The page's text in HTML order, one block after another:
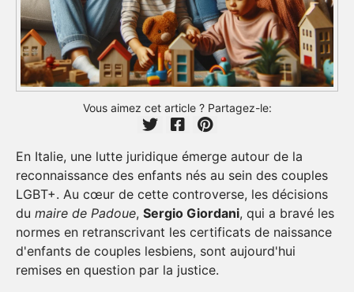
Vous aimez cet article ? Partagez-le:
En Italie, une lutte juridique émerge autour de la
reconnaissance des enfants nés au sein des couples
LGBT+. Au cœur de cette controverse, les décisions
du maire de Padoue, Sergio Giordani, qui a bravé les
normes en retranscrivant les certificats de naissance
d'enfants de couples lesbiens, sont aujourd'hui
remises en question par la justice.